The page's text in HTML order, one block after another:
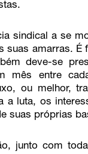
sindical a se
suas amarras. É
deve-se
mês entre
ou melhor,
a luta, os
suas próprias
junto com